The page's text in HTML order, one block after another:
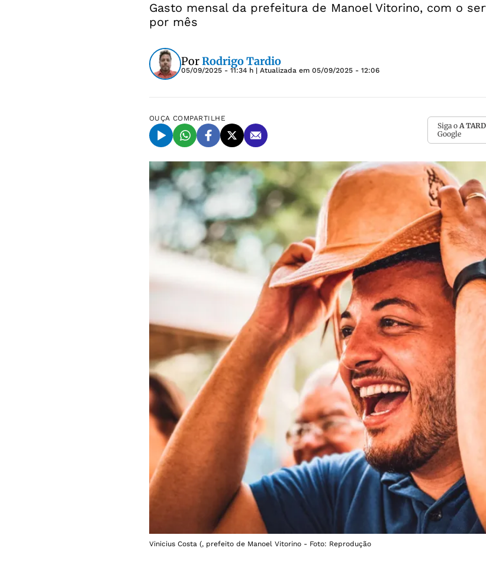
Gasto mensal da prefeitura de Manoel Vitorino, com o
por mês
PorRodrigo Tardio
05/09/2025 - 11:34 h | Atualizada em 05/09/2025 - 12:06
OUÇA COMPARTILHE
Siga o A
Google
Vinicius Costa (, prefeito de Manoel Vitorino - Foto: Reprodução